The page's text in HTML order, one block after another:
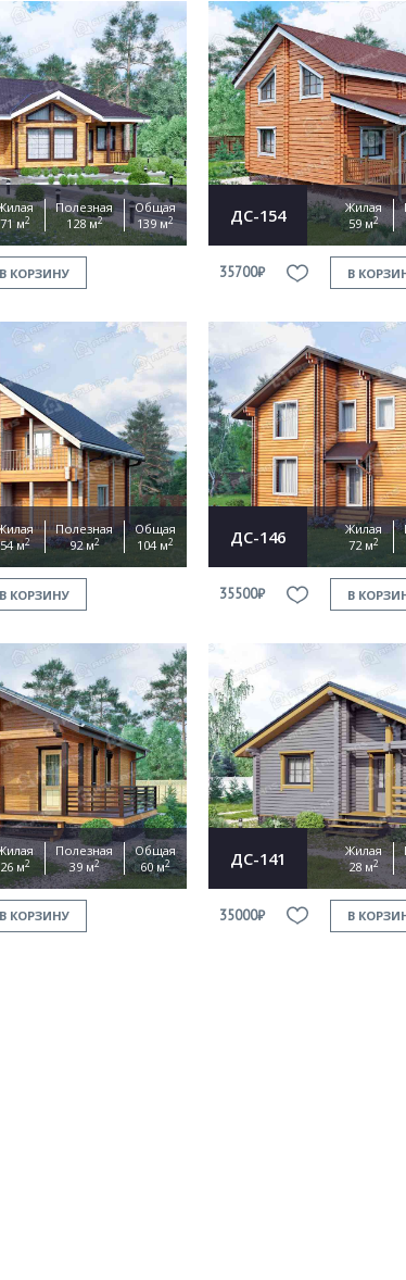
71 м2
Полезная
128 м2
Общая
139 м2
В КОРЗИНУ
ДС-154
Жилая
59 м2
35700₽ В
54 м2
Полезная
92 м2
Общая
104 м2
В КОРЗИНУ
ДС-146
Жилая
72 м2
35500₽ В
26 м2
Полезная
39 м2
Общая
60 м2
В КОРЗИНУ
ДС-141
Жилая
28 м2
35000₽ В
This site is
apply.